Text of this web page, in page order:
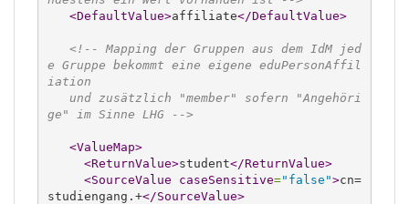
<DefaultValue>affiliate</DefaultValue>
<!-- Mapping der Gruppen aus dem IdM jed
e Gruppe bekommt eine eigene eduPersonAffil
iation
ge" im Sinne LHG -->
<ValueMap>
<ReturnValue>student</ReturnValue>
<SourceValue
caseSensitive="false">cn=
studiengang.+</SourceValue>